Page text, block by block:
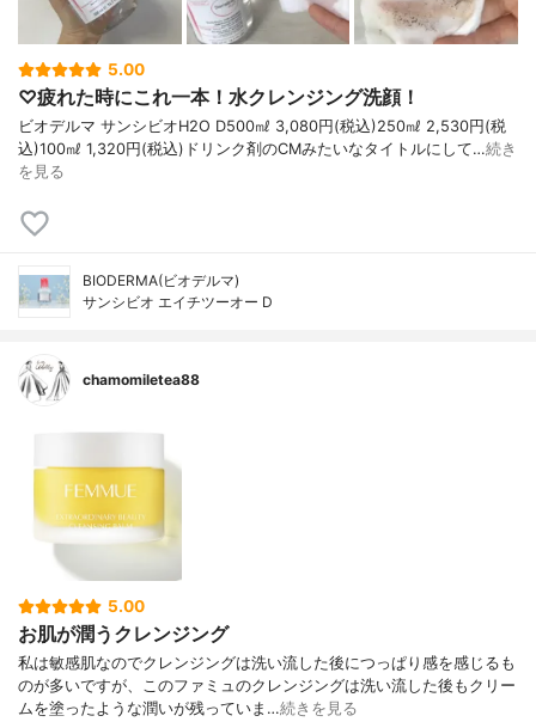
5.00
♡疲れた時にこれ一本！水クレンジング洗顔！
ビオデルマ サンシビオH2O D500㎖ 3,080円(税込)250㎖ 2,530円(税
込)100㎖ 1,320円(税込)ドリンク剤のCMみたいなタイトルにして…続き
を見る
BIODERMA(ビオデルマ)
サンシビオ エイチツーオー D
chamomiletea88
5.00
お肌が潤うクレンジング
私は敏感肌なのでクレンジングは洗い流した後につっぱり感を感じるも
のが多いですが、このファミュのクレンジングは洗い流した後もクリー
ムを塗ったような潤いが残っていま…続きを見る